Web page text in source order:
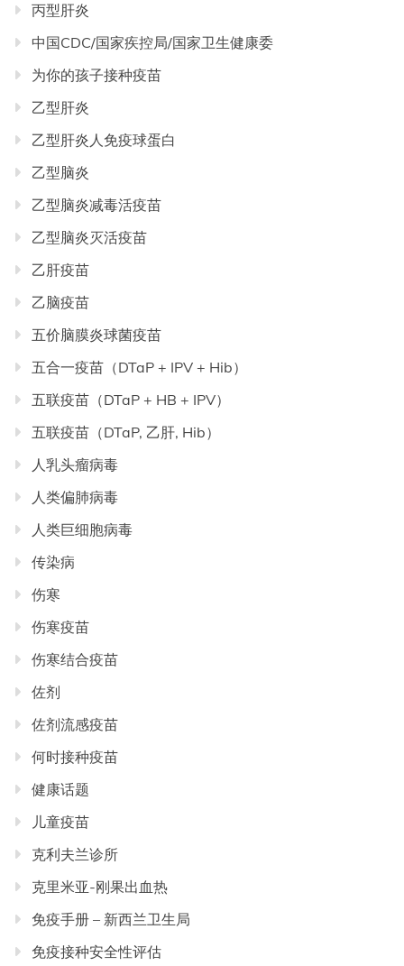
丙型肝炎
中国CDC/国家疾控局/国家卫生健康委
为你的孩子接种疫苗
乙型肝炎
乙型肝炎人免疫球蛋白
乙型脑炎
乙型脑炎减毒活疫苗
乙型脑炎灭活疫苗
乙肝疫苗
乙脑疫苗
五价脑膜炎球菌疫苗
五合一疫苗（DTaP + IPV + Hib）
五联疫苗（DTaP + HB + IPV）
五联疫苗（DTaP, 乙肝, Hib）
人乳头瘤病毒
人类偏肺病毒
人类巨细胞病毒
传染病
伤寒
伤寒疫苗
伤寒结合疫苗
佐剂
佐剂流感疫苗
何时接种疫苗
健康话题
儿童疫苗
克利夫兰诊所
克里米亚-刚果出血热
免疫手册 – 新西兰卫生局
免疫接种安全性评估